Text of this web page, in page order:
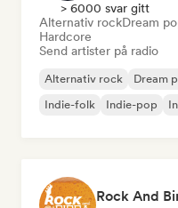
> 6000 svar gitt
Alternativ rockDream
Hardcore
Send artister på radio
Alternativ rock Dream
Indie-folk
Indie-pop
Rock And